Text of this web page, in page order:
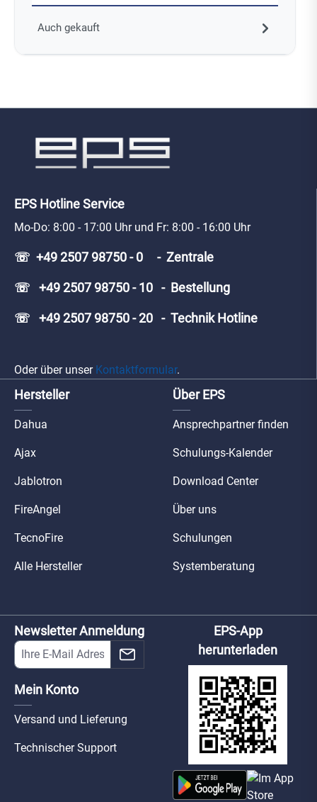
Auch gekauft
EPS Hotline Service
Mo-Do: 8:00 - 17:00 Uhr und Fr: 8:00 - 16:00 Uhr
☏ +49 2507 98750 - 0 - Zentrale
☏ +49 2507 98750 - 10 - Bestellung
☏ +49 2507 98750 - 20 - Technik Hotline
Oder über unser Kontaktformular.
Hersteller
Dahua
Ajax
Jablotron
FireAngel
TecnoFire
Alle Hersteller
Über EPS
Ansprechpartner finden
Schulungs-Kalender
Download Center
Über uns
Schulungen
Systemberatung
Newsletter Anmeldung
Mein Konto
Versand und Lieferung
Technischer Support
EPS-App
herunterladen